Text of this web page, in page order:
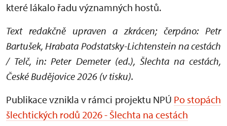
které lákalo řadu významných hostů.
Text redakčně upraven a zkrácen; čerpáno: Petr
Bartušek, Hrabata Podstatsky-Lichtenstein na cestách
/ Telč, in: Peter Demeter (ed.), Šlechta na cestách,
České Budějovice 2026 (v tisku).
Publikace vznikla v rámci projektu NPÚ Po stopách
šlechtických rodů 2026 - Šlechta na cestách